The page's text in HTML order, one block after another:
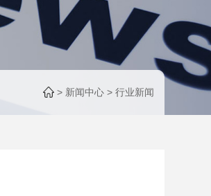
> 新闻中心> 行业新闻